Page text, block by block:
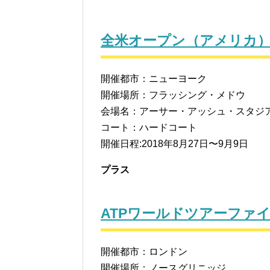
全米オープン（アメリカ
開催都市：ニューヨーク
開催場所：フラッシング・メドウ
会場名：アーサー・アッシュ・スタ
コート：ハードコート
開催日程:2018年8月27日〜9月9日
プラス
ATPワールドツアーファ
開催都市：ロンドン
開催場所：ノースグリニッジ